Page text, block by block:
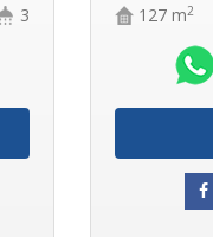
3 127 m2